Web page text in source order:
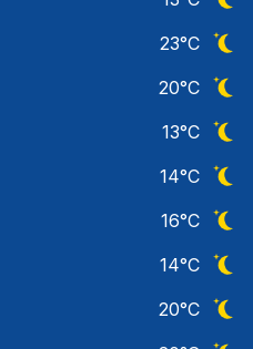
23°C
20°C
13°C
14°C
16°C
14°C
20°C